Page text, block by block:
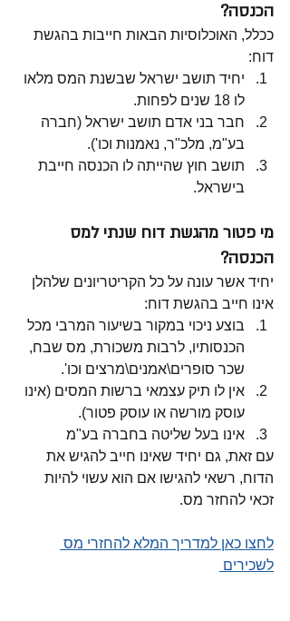
הכנסה?
ככלל, האוכלוסיות הבאות חייבות בהגשת
דוח:
יחיד תושב ישראל שבשנת המס מלאו
לו 18 שנים לפחות.
חבר בני אדם תושב ישראל (חברה
בע"מ, מלכ"ר, נאמנות וכו').
תושב חוץ שהייתה לו הכנסה חייבת
בישראל.
מי פטור מהגשת דוח שנתי למס
הכנסה?
יחיד אשר עונה על כל הקריטריונים שלהלן
אינו חייב בהגשת דוח:
בוצע ניכוי במקור בשיעור המרבי מכל
הכנסותיו, לרבות משכורת, מס שבח,
שכר סופרים\אמנים\מרצים וכו'.
אין לו תיק עצמאי ברשות המסים (אינו
עוסק מורשה או עוסק פטור).
אינו בעל שליטה בחברה בע"מ
עם זאת, גם יחיד שאינו חייב להגיש את
הדוח, רשאי להגישו אם הוא עשוי להיות
זכאי להחזר מס.
לחצו כאן למדריך המלא להחזרי מס
לשכירים